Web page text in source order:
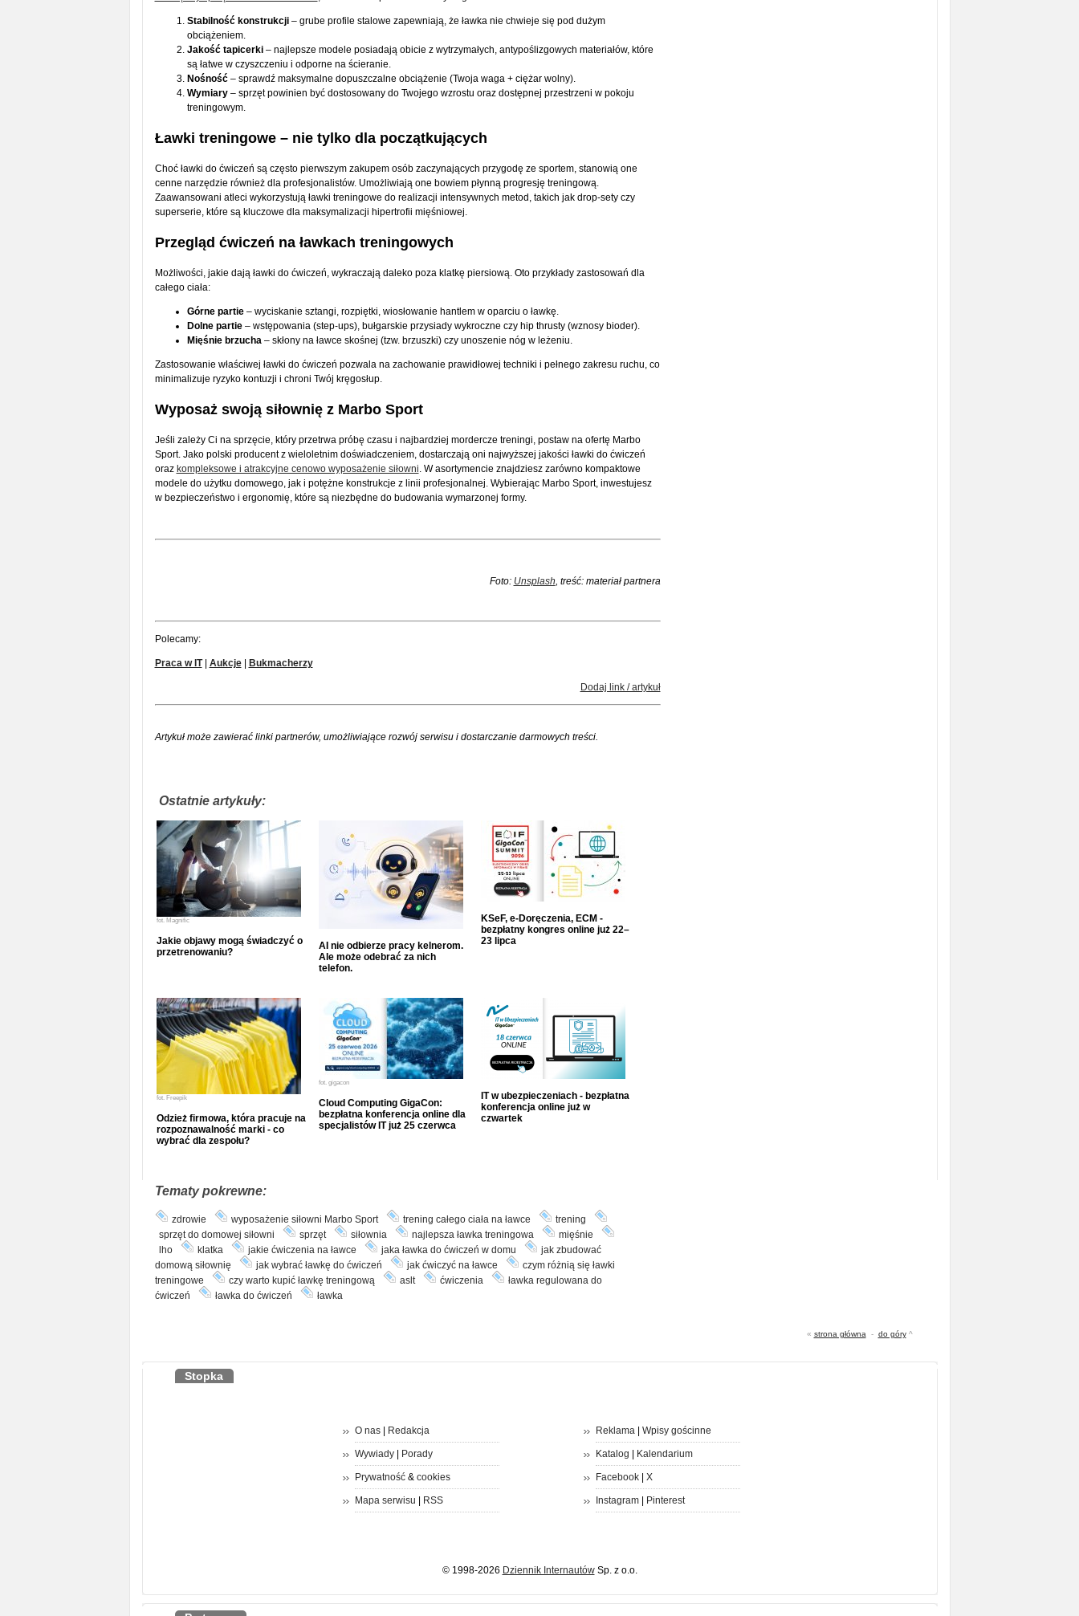
Stabilność konstrukcji– grube profile stalowe zapewniają, że ławka nie chwieje się pod dużym
obciążeniem.
Jakość tapicerki– najlepsze modele posiadają obicie z wytrzymałych, antypoślizgowych materiałów, które
są łatwe w czyszczeniu i odporne na ścieranie.
Nośność– sprawdź maksymalne dopuszczalne obciążenie (Twoja waga + ciężar wolny).
Wymiary– sprzęt powinien być dostosowany do Twojego wzrostu oraz dostępnej przestrzeni w pokoju
treningowym.
Ławki treningowe – nie tylko dla początkujących
Choć ławki do ćwiczeń są często pierwszym zakupem osób zaczynających przygodę ze sportem, stanowią one
cenne narzędzie również dla profesjonalistów. Umożliwiają one bowiem płynną progresję treningową.
Zaawansowani atleci wykorzystują ławki treningowe do realizacji intensywnych metod, takich jak drop-sety czy
superserie, które są kluczowe dla maksymalizacji hipertrofii mięśniowej.
Przegląd ćwiczeń na ławkach treningowych
Możliwości, jakie dają ławki do ćwiczeń, wykraczają daleko poza klatkę piersiową. Oto przykłady zastosowań dla
całego ciała:
Górne partie – wyciskanie sztangi, rozpiętki, wiosłowanie hantlem w oparciu o ławkę.
Dolne partie – wstępowania (step-ups), bułgarskie przysiady wykroczne czy hip thrusty (wznosy bioder).
Mięśnie brzucha – skłony na ławce skośnej (tzw. brzuszki) czy unoszenie nóg w leżeniu.
Zastosowanie właściwej ławki do ćwiczeń pozwala na zachowanie prawidłowej techniki i pełnego zakresu ruchu, co
minimalizuje ryzyko kontuzji i chroni Twój kręgosłup.
Wyposaż swoją siłownię z Marbo Sport
Jeśli zależy Ci na sprzęcie, który przetrwa próbę czasu i najbardziej mordercze treningi, postaw na ofertę Marbo
Sport. Jako polski producent z wieloletnim doświadczeniem, dostarczają oni najwyższej jakości ławki do ćwiczeń
oraz kompleksowe i atrakcyjne cenowo wyposażenie siłowni. W asortymencie znajdziesz zarówno kompaktowe
modele do użytku domowego, jak i potężne konstrukcje z linii profesjonalnej. Wybierając Marbo Sport, inwestujesz
w bezpieczeństwo i ergonomię, które są niezbędne do budowania wymarzonej formy.
Foto: Unsplash, treść: materiał partnera
Polecamy:
Praca w IT| Aukcje| Bukmacherzy
Dodaj link / artykuł
Artykuł może zawierać linki partnerów, umożliwiające rozwój serwisu i dostarczanie darmowych treści.
Ostatnie artykuły:
fot. Magnific
Jakie objawy mogą świadczyć o
przetrenowaniu?
AI nie odbierze pracy kelnerom.
Ale może odebrać za nich
telefon.
KSeF, e-Doręczenia, ECM -
bezpłatny kongres online już 22–
23 lipca
fot. Freepik
Odzież firmowa, która pracuje na
rozpoznawalność marki - co
wybrać dla zespołu?
fot. gigacon
Cloud Computing GigaCon:
bezpłatna konferencja online dla
specjalistów IT już 25 czerwca
IT w ubezpieczeniach - bezpłatna
konferencja online już w
czwartek
Tematy pokrewne:
zdrowie wyposażenie siłowni Marbo Sport trening całego ciała na ławce
trening
sprzęt do domowej siłowni
sprzęt siłownia najlepsza ławka treningowa
mięśnie
lho
klatka jakie ćwiczenia na ławce jaka ławka do ćwiczeń w domu
jak zbudować
domową siłownię
jak wybrać ławkę do ćwiczeń jak ćwiczyć na ławce
czym różnią się ławki
treningowe
czy warto kupić ławkę treningową aslt ćwiczenia
ławka regulowana do
ćwiczeń
ławka do ćwiczeń ławka
« strona główna- do góry^
Stopka
O nas| Redakcja
Wywiady| Porady
Prywatność& cookies
Mapa serwisu RSS
Reklama| Wpisy gościnne
Katalog Kalendarium
Facebook| X
Instagram| Pinterest
© 1998-2026 Dziennik InternautówSp. z o.o.